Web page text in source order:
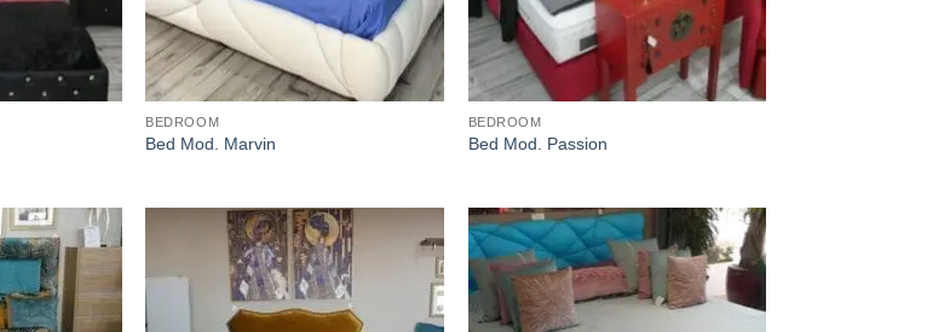
BEDROOM
Bed Mod. Marvin
BEDROOM
Bed Mod. Passion